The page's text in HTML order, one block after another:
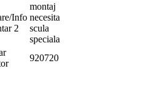
Info
2
montaj
necesita
scula
speciala
920720